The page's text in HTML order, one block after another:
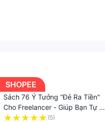
SHOPEE
Sách 76 Ý Tưởng “Đẻ Ra Tiền"
Cho Freelancer - Giúp Bạn Tự Do
Kiếm Tiền Online Tại Nhà
(5)